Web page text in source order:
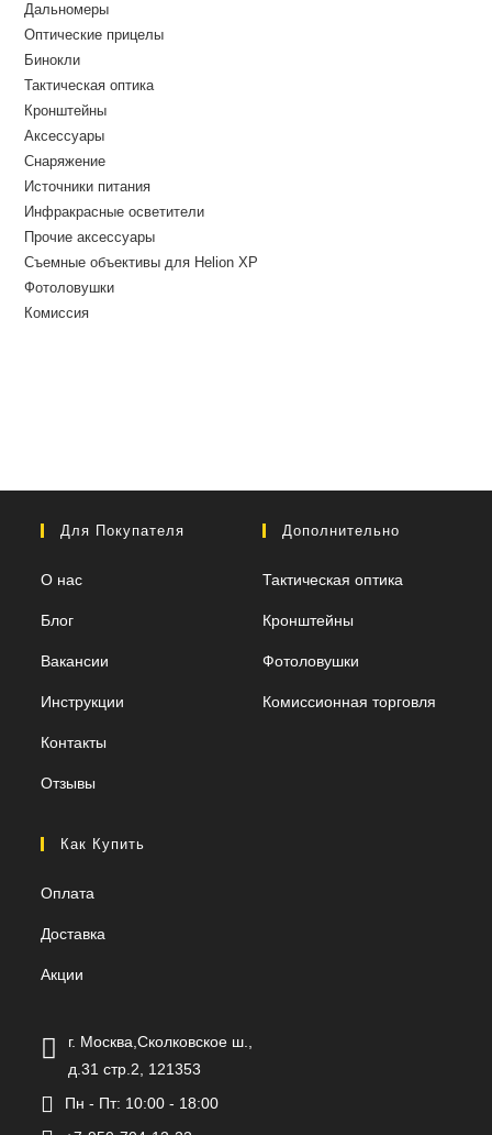
Дальномеры
Оптические прицелы
Бинокли
Тактическая оптика
Кронштейны
Аксессуары
Снаряжение
Источники питания
Инфракрасные осветители
Прочие аксессуары
Съемные объективы для Helion XP
Фотоловушки
Комиссия
Для Покупателя
О нас
Блог
Вакансии
Инструкции
Контакты
Отзывы
Дополнительно
Тактическая оптика
Кронштейны
Фотоловушки
Комиссионная торговля
Как Купить
Оплата
Доставка
Акции
г. Москва,Сколковское ш.,
д.31 стр.2, 121353
Пн - Пт: 10:00 - 18:00